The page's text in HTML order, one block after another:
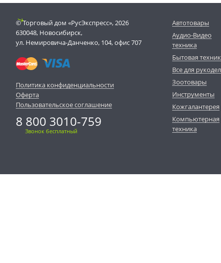
© Торговый дом «РусЭкспресс», 2026
630048, Новосибирск,
ул. Немировича-Данченко, 104, офис 707
Политика конфиденциальности
Оферта
Пользовательское соглашение
8 800 3010-759
Звонок бесплатный
Автотовары
Аудио-Видео
техника
Бытовая
Все для
Зоотовары
Инструменты
Кожгалантерея
Компьютерная
техника